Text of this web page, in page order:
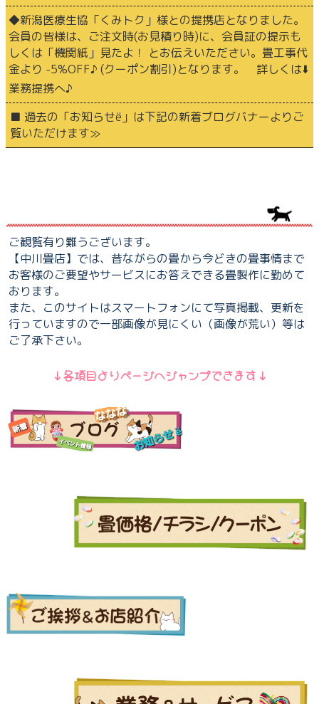
◆新潟医療生協「くみトク」様との提携店となりました。
会員の皆様は、ご注文時(お見積り時)に、会員証の提示も
しくは「機関紙」見たよ！ とお伝えいたださい。畳工事代
金より -5%OFF♪ (クーポン割引)となります。 詳しくは⬇️
業務提携へ♪
■ 過去の「お知らせё」は下記の新着ブログバナーよりご
覧いただけます≫
ご観覧有り難うございます。
【中川畳店】では、昔ながらの畳から今どきの畳事情まで
お客様のご要望やサービスにお答えできる畳製作に勤めて
おります。
また、このサイトはスマートフォンにて写真掲載、更新を
行っていますので一部画像が見にくい（画像が荒い）等は
ご了承下さい。
↓各項目よりページへジャンプできます↓